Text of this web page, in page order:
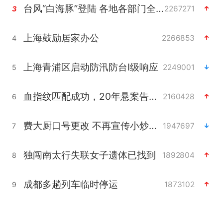
3 台风“白海豚”登陆 各地各部门全力应对2267271
4 上海鼓励居家办公 2266853
5 上海青浦区启动防汛防台Ⅰ级响应 2249001
6 血指纹匹配成功，20年悬案告破！凶手被执行死刑 2160428
7 费大厨口号更改 不再宣传小炒肉大王 1947697
8 独闯南太行失联女子遗体已找到 1892804
9 成都多趟列车临时停运 1873102